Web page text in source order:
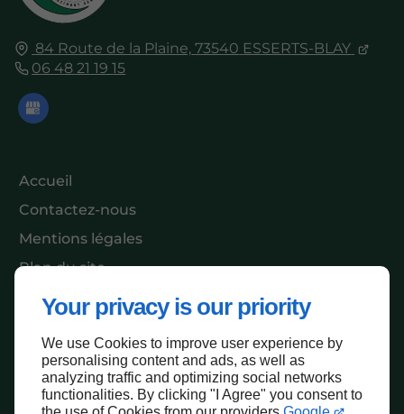
Your privacy is our priority
We use Cookies to improve user experience by
personalising content and ads, as well as
analyzing traffic and optimizing social networks
functionalities. By clicking "I Agree" you consent to
84 Route de la Plaine, 73540 ESSERTS-BLAY
06 48 21 19 15
Accueil
Contactez-nous
Mentions légales
Plan du site
Haut de page